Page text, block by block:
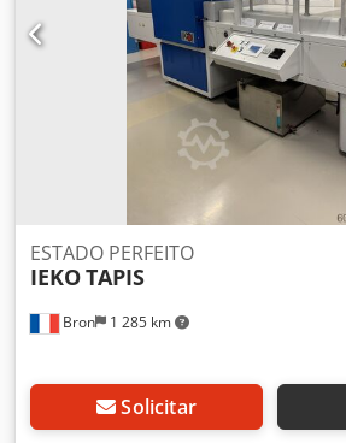
Bron 1 285 km
ESTADO PERFEITO
IEKOTAPIS
Solicitar